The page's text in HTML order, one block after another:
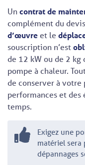
Uncontrat de
complément du
d’œuvreet le
souscription n’est
de 12 kW ou de 2
pompe à chaleur.
de conserver à votre
performances et des
temps.
Exigez une
matériel sera
dépannages